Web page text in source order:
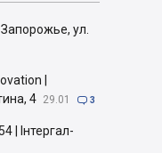
ул.
|
4 29.01  3
| Інтергал-